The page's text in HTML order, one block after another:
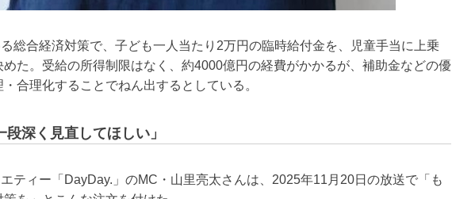
総合経済対策で、子ども一人当たり2万円の臨時給付金を、児童手当に上乗
た。受給の所得制限はなく、約4000億円の経費がかかるが、補助金などの優
合理化することでねん出するとしている。
段深く見直してほしい」
ティー「DayDay.」のMC・山里亮太さんは、2025年11月20日の放送で「も